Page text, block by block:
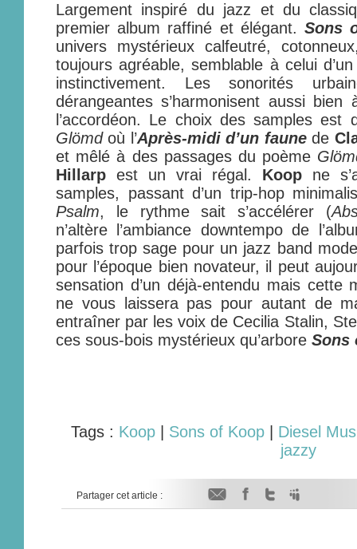
Largement inspiré du jazz et du
premier album raffiné et élégant. Sons
univers mystérieux calfeutré,
toujours agréable, semblable à celui
instinctivement. Les sonorités
dérangeantes s’harmonisent aussi bien
l’accordéon. Le choix des samples
Glömdoù l’Après-midi d’un faunede
et mêlé à des passages du poème
Hillarp est un vrai régal. Koop ne
samples, passant d’un trip-hop
Psalm, le rythme sait s’accélérer (
n’altère l’ambiance downtempo de
parfois trop sage pour un jazz band
pour l’époque bien novateur, il peut
sensation d’un déjà-entendu mais cette
ne vous laissera pas pour autant de
entraîner par les voix de Cecilia Stalin,
ces sous-bois mystérieux qu’arbore Sons
Tags : Koop Sons of Koop
Diesel
jazzy
Partager cet article :